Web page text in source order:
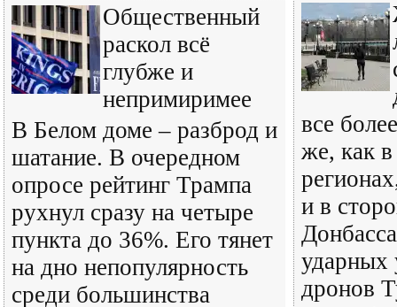
Общественный
раскол всё
глубже и
непримиримее
В Белом доме – разброд и
шатание. В очередном
опросе рейтинг Трампа
рухнул сразу на четыре
пункта до 36%. Его тянет
на дно непопулярность
среди большинства
все
же, как
и в
ударных
дронов